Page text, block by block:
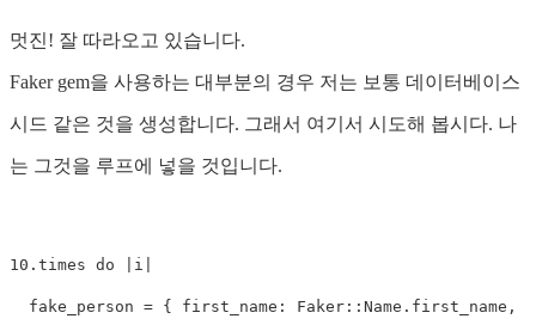
멋진! 잘 따라오고 있습니다.
Faker gem을 사용하는 대부분의 경우 저는 보통 데이터베이스
시드 같은 것을 생성합니다. 그래서 여기서 시도해 봅시다. 나
는 그것을 루프에 넣을 것입니다.
10 . times do i
fake_person = { first_name: Faker :: Name . first_name ,